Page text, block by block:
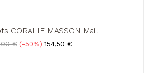
CORALIE MASSON Mai...
€ -50% Prix
154,50 €